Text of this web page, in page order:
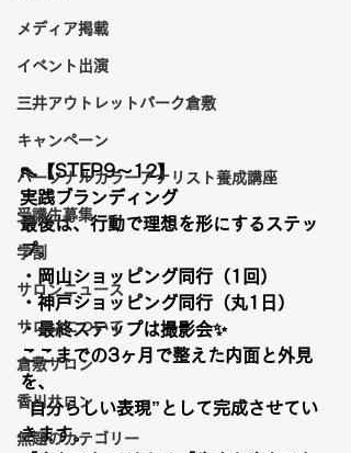
メディア掲載
イベント出演
三井アウトレットパーク倉敷
キャンペーン
パーソナルカラーアナリスト養成講座
受講生募集
学割
サロンニュース
サロンについて
倉敷サロン
香川サロン
無題のカテゴリー
👠【STEP9〜12】
実践ブランディング
最後は、行動で理想を形にするステッ
プ。
・岡山ショッピング同行（1回）
・神戸ショッピング同行（丸1日）
・最終ステップは撮影会✨
ここまでの3ヶ月で整えた内面と外見
を、
“自分らしい表現”として完成させてい
きます。